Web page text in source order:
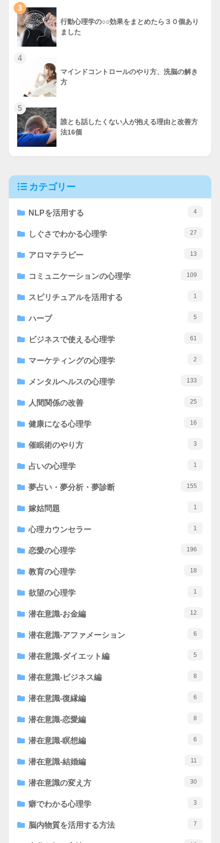
3
行動心理学の○○効果をまとめたら３０個あり
ました
4
マインドコントロールのやり方、洗脳の解き
方
5
誰とも話したくない人が抱える理由と改善方
法16個
カテゴリー
NLPを活用する 4
しぐさでわかる心理学 27
アロマテラピー 13
コミュニケーションの心理学 109
スピリチュアルを活用する 1
ハーブ 5
ビジネスで使える心理学 61
マーケティングの心理学 2
メンタルヘルスの心理学 133
人間関係の改善 25
健康になる心理学 16
催眠術のやり方 3
占いの心理学 1
夢占い・夢分析・夢診断 155
嫁姑問題 1
心理カウンセラー 1
恋愛の心理学 196
教育の心理学 18
欲望の心理学 1
潜在意識-お金編 12
潜在意識-アファメーション 6
潜在意識-ダイエット編 5
潜在意識-ビジネス編 8
潜在意識-復縁編 6
潜在意識-恋愛編 8
潜在意識-瞑想編 6
潜在意識-結婚編 11
潜在意識の変え方 30
癖でわかる心理学 3
脳内物質を活用する方法 7